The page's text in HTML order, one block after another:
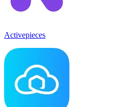
Activepieces